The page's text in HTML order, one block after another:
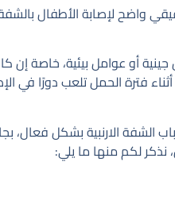
واضح لإصابة الأطفال
أو عوامل بيئية، خاصة إن
الحمل تلعب دورًا في
الشفة الارنبية بشكل
نذكر لكم منها ما يلي: